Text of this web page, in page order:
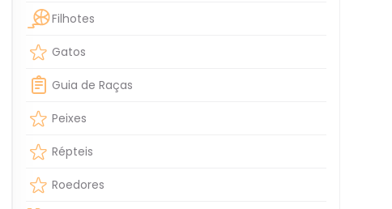
Filhotes
Gatos
Guia de Raças
Peixes
Répteis
Roedores